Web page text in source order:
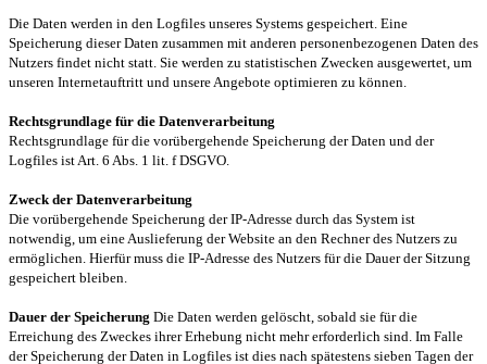
Die Daten werden in den Logfiles unseres Systems gespeichert. Eine
Speicherung dieser Daten zusammen mit anderen personenbezogenen Daten des
Nutzers findet nicht statt. Sie werden zu statistischen Zwecken ausgewertet, um
unseren Internetauftritt und unsere Angebote optimieren zu können.
Rechtsgrundlage für die Datenverarbeitung
Rechtsgrundlage für die vorübergehende Speicherung der Daten und der
Logfiles ist Art. 6 Abs. 1 lit. f DSGVO.
Zweck der Datenverarbeitung
Die vorübergehende Speicherung der IP-Adresse durch das System ist
notwendig, um eine Auslieferung der Website an den Rechner des Nutzers zu
ermöglichen. Hierfür muss die IP-Adresse des Nutzers für die Dauer der Sitzung
gespeichert bleiben.
Dauer der Speicherung Die Daten werden gelöscht, sobald sie für die
Erreichung des Zweckes ihrer Erhebung nicht mehr erforderlich sind. Im Falle
der Speicherung der Daten in Logfiles ist dies nach spätestens sieben Tagen der